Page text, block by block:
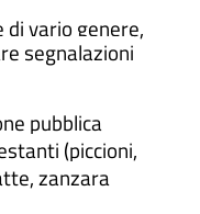
di vario genere,
segnalazioni
pubblica
(piccioni,
zanzara